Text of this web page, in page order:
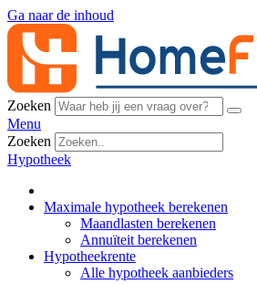
Ga naar de inhoud
Zoeken
Menu
Zoeken
Hypotheek
Maximale hypotheek berekenen
Maandlasten berekenen
Annuïteit berekenen
Hypotheekrente
Alle hypotheek aanbieders